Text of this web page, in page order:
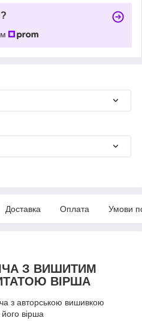
Доставка Оплата Умови
З ВИШИТИМ
ВІРША
з авторською вишивкою
вірша